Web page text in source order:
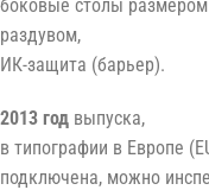
боковые столы размером
раздувом,
ИК-защита (барьер).
2013 год выпуска,
в типографии в Европе
подключена, можно